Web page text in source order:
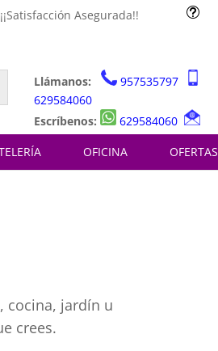
¡¡Satisfacción Asegurada!! t
Llámanos:
957535797
629584060
Escríbenos:
629584060
OFICINA OFERTAS
cocina, jardín u
crees.